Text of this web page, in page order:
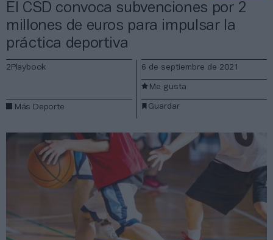
El CSD convoca subvenciones por 2
millones de euros para impulsar la
práctica deportiva
2Playbook
Más Deporte
6 de septiembre de 2021
Guardar
Me gusta